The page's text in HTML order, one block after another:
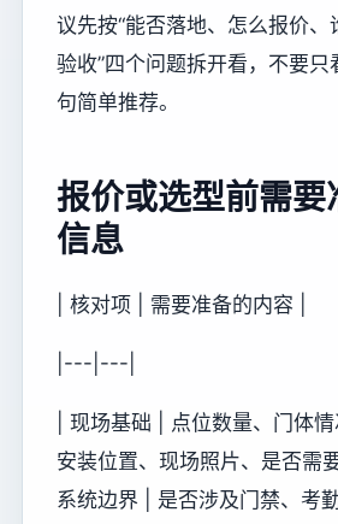
议先按“能否落地、怎么报价、
验收”四个问题拆开看，不要
句简单推荐。
报价或选型前需要
信息
| 核对项 | 需要准备的内容 |
|---|---|
| 现场基础 | 点位数量、门体情
安装位置、现场照片、是否需
系统边界 | 是否涉及门禁、考